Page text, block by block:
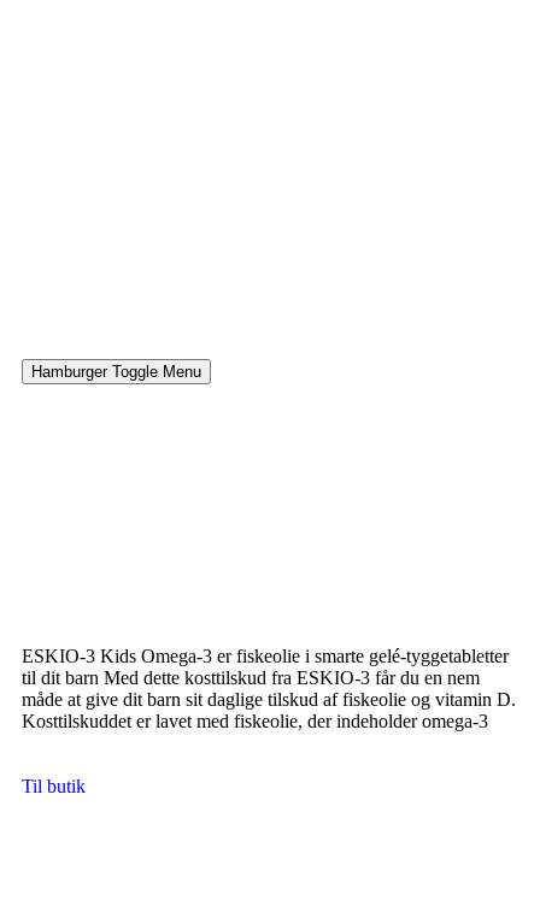
Hamburger Toggle Menu
ESKIO-3 Kids Omega-3 er fiskeolie i smarte gelé-tyggetabletter
til dit barn Med dette kosttilskud fra ESKIO-3 får du en nem
måde at give dit barn sit daglige tilskud af fiskeolie og vitamin D.
Kosttilskuddet er lavet med fiskeolie, der indeholder omega-3
Til butik